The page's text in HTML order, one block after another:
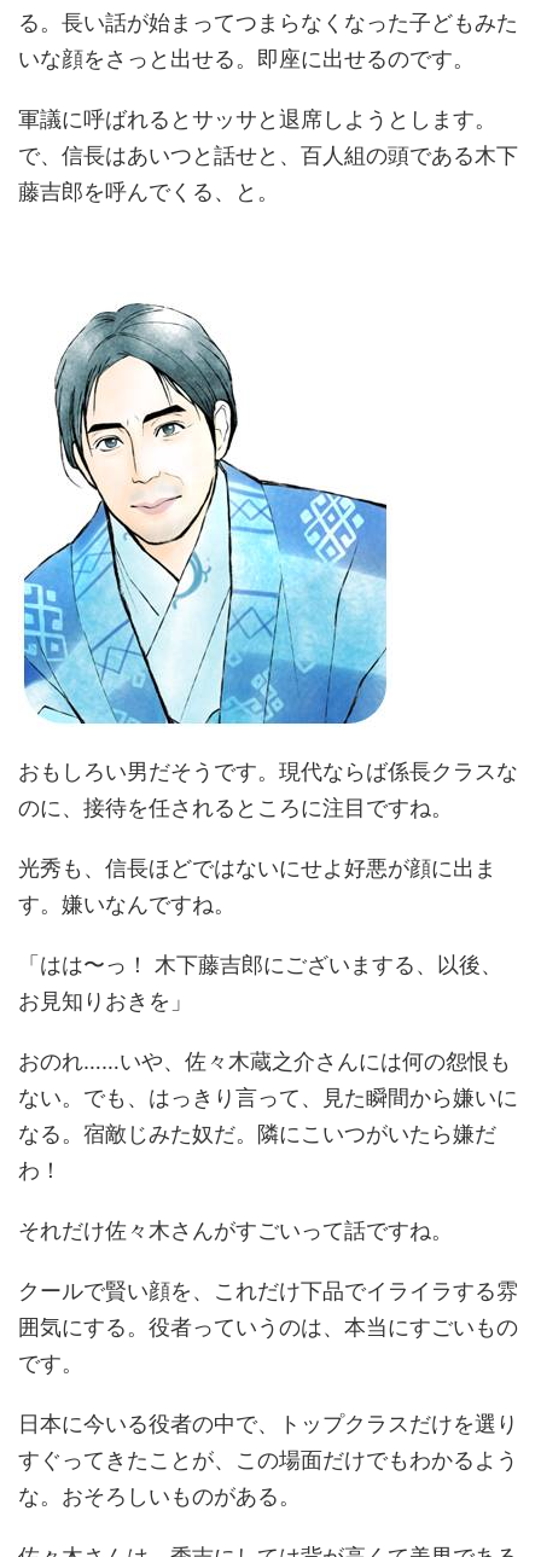
る。長い話が始まってつまらなくなった子どもみた
いな顔をさっと出せる。即座に出せるのです。
軍議に呼ばれるとサッサと退席しようとします。
で、信長はあいつと話せと、百人組の頭である木下
藤吉郎を呼んでくる、と。
おもしろい男だそうです。現代ならば係長クラスな
のに、接待を任されるところに注目ですね。
光秀も、信長ほどではないにせよ好悪が顔に出ま
す。嫌いなんですね。
「はは〜っ！ 木下藤吉郎にございまする、以後、
お見知りおきを」
おのれ……いや、佐々木蔵之介さんには何の怨恨も
ない。でも、はっきり言って、見た瞬間から嫌いに
なる。宿敵じみた奴だ。隣にこいつがいたら嫌だ
わ！
それだけ佐々木さんがすごいって話ですね。
クールで賢い顔を、これだけ下品でイライラする雰
囲気にする。役者っていうのは、本当にすごいもの
です。
日本に今いる役者の中で、トップクラスだけを選り
すぐってきたことが、この場面だけでもわかるよう
な。おそろしいものがある。